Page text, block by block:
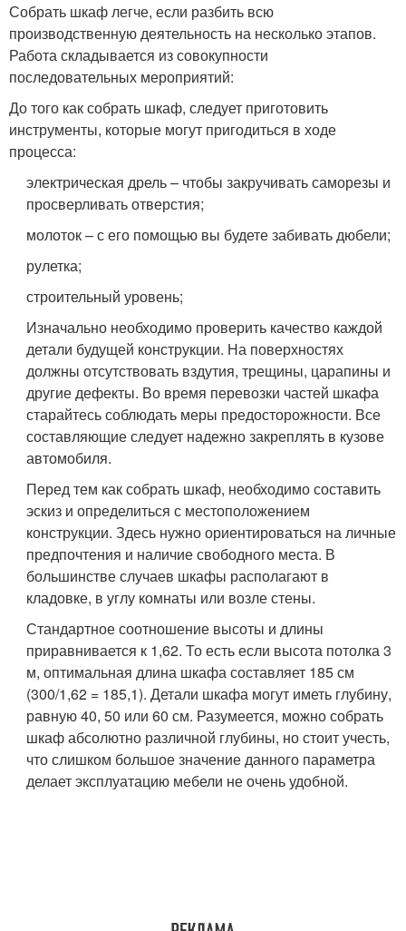
Собрать шкаф легче, если разбить всю
производственную деятельность на несколько этапов.
Работа складывается из совокупности
последовательных мероприятий:
До того как собрать шкаф, следует приготовить
инструменты, которые могут пригодиться в ходе
процесса:
электрическая дрель – чтобы закручивать саморезы и
просверливать отверстия;
молоток – с его помощью вы будете забивать дюбели;
рулетка;
строительный уровень;
Изначально необходимо проверить качество каждой
детали будущей конструкции. На поверхностях
должны отсутствовать вздутия, трещины, царапины и
другие дефекты. Во время перевозки частей шкафа
старайтесь соблюдать меры предосторожности. Все
составляющие следует надежно закреплять в кузове
автомобиля.
Перед тем как собрать шкаф, необходимо составить
эскиз и определиться с местоположением
конструкции. Здесь нужно ориентироваться на личные
предпочтения и наличие свободного места. В
большинстве случаев шкафы располагают в
кладовке, в углу комнаты или возле стены.
Стандартное соотношение высоты и длины
приравнивается к 1,62. То есть если высота потолка 3
м, оптимальная длина шкафа составляет 185 см
(300/1,62 = 185,1). Детали шкафа могут иметь глубину,
равную 40, 50 или 60 см. Разумеется, можно собрать
шкаф абсолютно различной глубины, но стоит учесть,
что слишком большое значение данного параметра
делает эксплуатацию мебели не очень удобной.